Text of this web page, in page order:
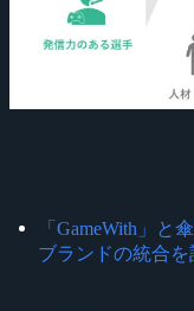
「GameWith」と
ブランドの統合